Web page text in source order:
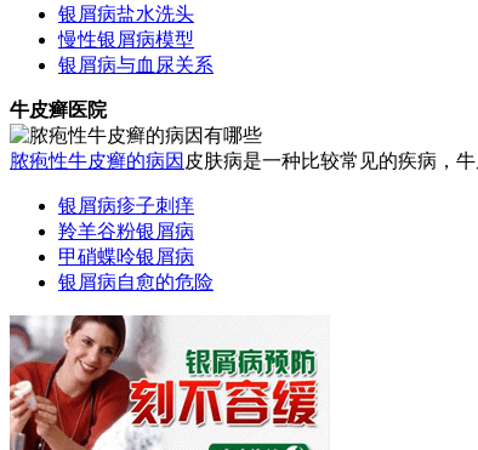
银屑病盐水洗头
慢性银屑病模型
银屑病与血尿关系
牛皮癣医院
脓疱性牛皮癣的病因 皮肤病是一种比较常见的疾病，
银屑病疹子刺痒
羚羊谷粉银屑病
甲硝蝶呤银屑病
银屑病自愈的危险